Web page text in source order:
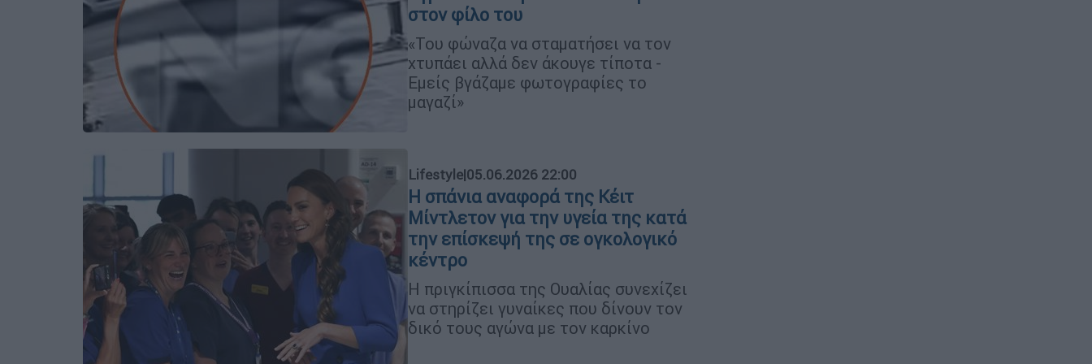
στον φίλο του
«Του φώναζα να σταματήσει να τον
χτυπάει αλλά δεν άκουγε τίποτα -
Εμείς βγάζαμε φωτογραφίες το
μαγαζί»
Lifestyle|05.06.2026 22:00
Η σπάνια αναφορά της Κέιτ
Μίντλετον για την υγεία της κατά
την επίσκεψή της σε ογκολογικό
κέντρο
Η πριγκίπισσα της Ουαλίας συνεχίζει
να στηρίζει γυναίκες που δίνουν τον
δικό τους αγώνα με τον καρκίνο